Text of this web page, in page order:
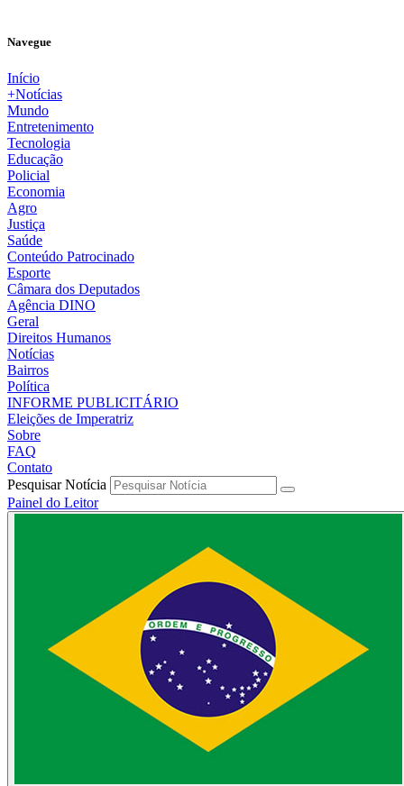
Navegue
Início
+Notícias
Mundo
Entretenimento
Tecnologia
Educação
Policial
Economia
Agro
Justiça
Saúde
Conteúdo Patrocinado
Esporte
Câmara dos Deputados
Agência DINO
Geral
Direitos Humanos
Notícias
Bairros
Política
INFORME PUBLICITÁRIO
Eleições de Imperatriz
Sobre
FAQ
Contato
Pesquisar Notícia
Painel do Leitor